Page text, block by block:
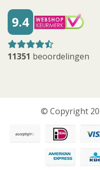
9.4
11351 beoordelingen
© Copyright